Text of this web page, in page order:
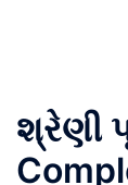
શ્રેણી